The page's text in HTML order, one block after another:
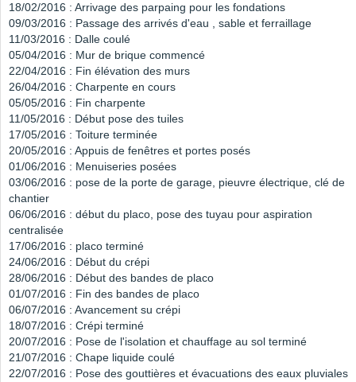
18/02/2016 : Arrivage des parpaing pour les fondations
09/03/2016 : Passage des arrivés d'eau , sable et ferraillage
11/03/2016 : Dalle coulé
05/04/2016 : Mur de brique commencé
22/04/2016 : Fin élévation des murs
26/04/2016 : Charpente en cours
05/05/2016 : Fin charpente
11/05/2016 : Début pose des tuiles
17/05/2016 : Toiture terminée
20/05/2016 : Appuis de fenêtres et portes posés
01/06/2016 : Menuiseries posées
03/06/2016 : pose de la porte de garage, pieuvre électrique, clé de
chantier
06/06/2016 : début du placo, pose des tuyau pour aspiration
centralisée
17/06/2016 : placo terminé
24/06/2016 : Début du crépi
28/06/2016 : Début des bandes de placo
01/07/2016 : Fin des bandes de placo
06/07/2016 : Avancement su crépi
18/07/2016 : Crépi terminé
20/07/2016 : Pose de l'isolation et chauffage au sol terminé
21/07/2016 : Chape liquide coulé
22/07/2016 : Pose des gouttières et évacuations des eaux pluviales